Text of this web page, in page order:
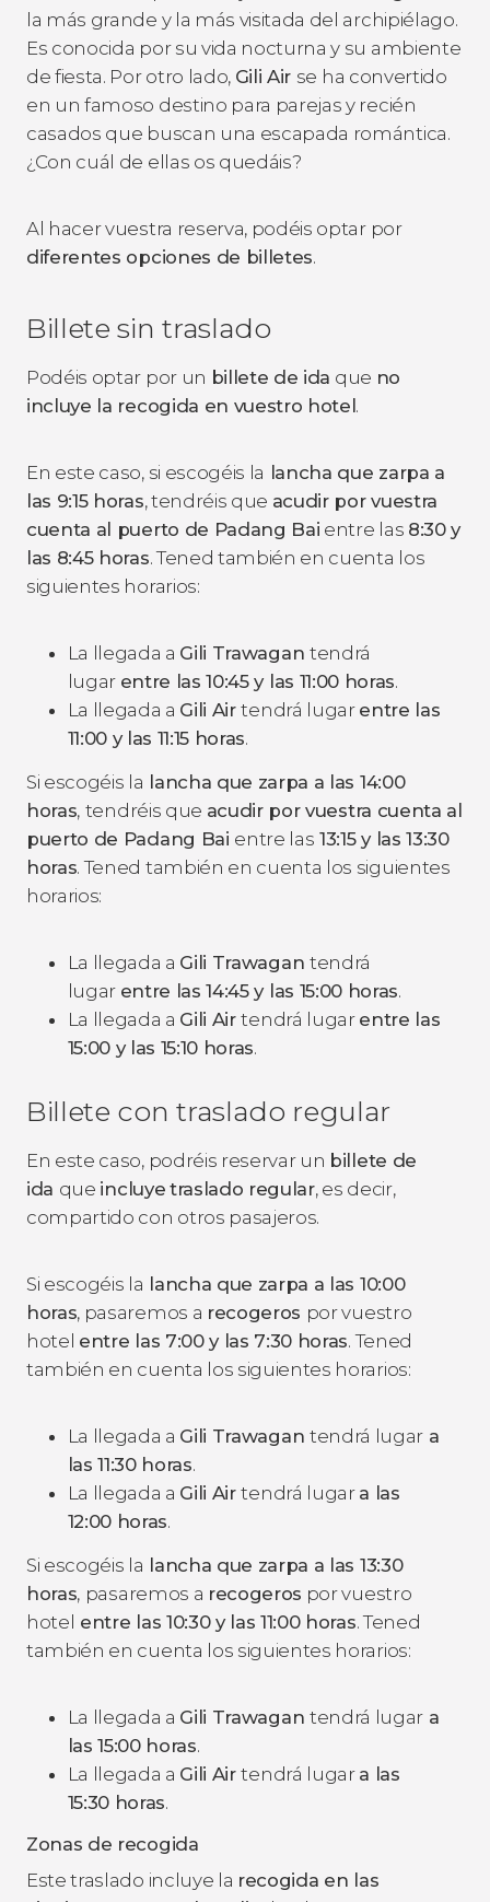
la más grande y la más visitada del archipiélago.
Es conocida por su vida nocturna y su ambiente
de fiesta. Por otro lado, Gili Air se ha convertido
en un famoso destino para parejas y recién
casados que buscan una escapada romántica.
¿Con cuál de ellas os quedáis?
Al hacer vuestra reserva, podéis optar por
diferentes opciones de billetes.
Billete sin traslado
Podéis optar por un billete de ida que no
incluye la recogida en vuestro hotel.
En este caso, si escogéis la lancha que zarpa a
las 9:15 horas, tendréis que acudir por vuestra
cuenta al puerto de Padang Bai entre las 8:30 y
las 8:45 horas. Tened también en cuenta los
siguientes horarios:
La llegada a Gili Trawagan tendrá
lugar entre las 10:45 y las 11:00 horas.
La llegada a Gili Airtendrá lugar entre las
11:00 y las 11:15 horas.
Si escogéis la lancha que zarpa a las 14:00
horas, tendréis que acudir por vuestra cuenta al
puerto de Padang Bai entre las 13:15 y las 13:30
horas. Tened también en cuenta los siguientes
horarios:
La llegada a Gili Trawagan tendrá
lugar entre las 14:45 y las 15:00 horas.
La llegada a Gili Airtendrá lugar entre las
15:00 y las 15:10 horas.
Billete con traslado regular
En este caso, podréis reservar un billete de
ida que incluye traslado regular, es decir,
compartido con otros pasajeros.
Si escogéis la lancha que zarpa a las 10:00
horas, pasaremos a recogeros por vuestro
hotel entre las 7:00 y las 7:30 horas. Tened
también en cuenta los siguientes horarios:
La llegada a Gili Trawagan tendrá lugar a
las 11:30 horas.
La llegada a Gili Airtendrá lugar a las
12:00 horas.
Si escogéis la lancha que zarpa a las 13:30
horas, pasaremos a recogeros por vuestro
hotel entre las 10:30 y las 11:00 horas. Tened
también en cuenta los siguientes horarios:
La llegada a Gili Trawagan tendrá lugar a
las 15:00 horas.
La llegada a Gili Airtendrá lugar a las
15:30 horas.
Zonas de recogida
Este traslado incluye la recogida en las